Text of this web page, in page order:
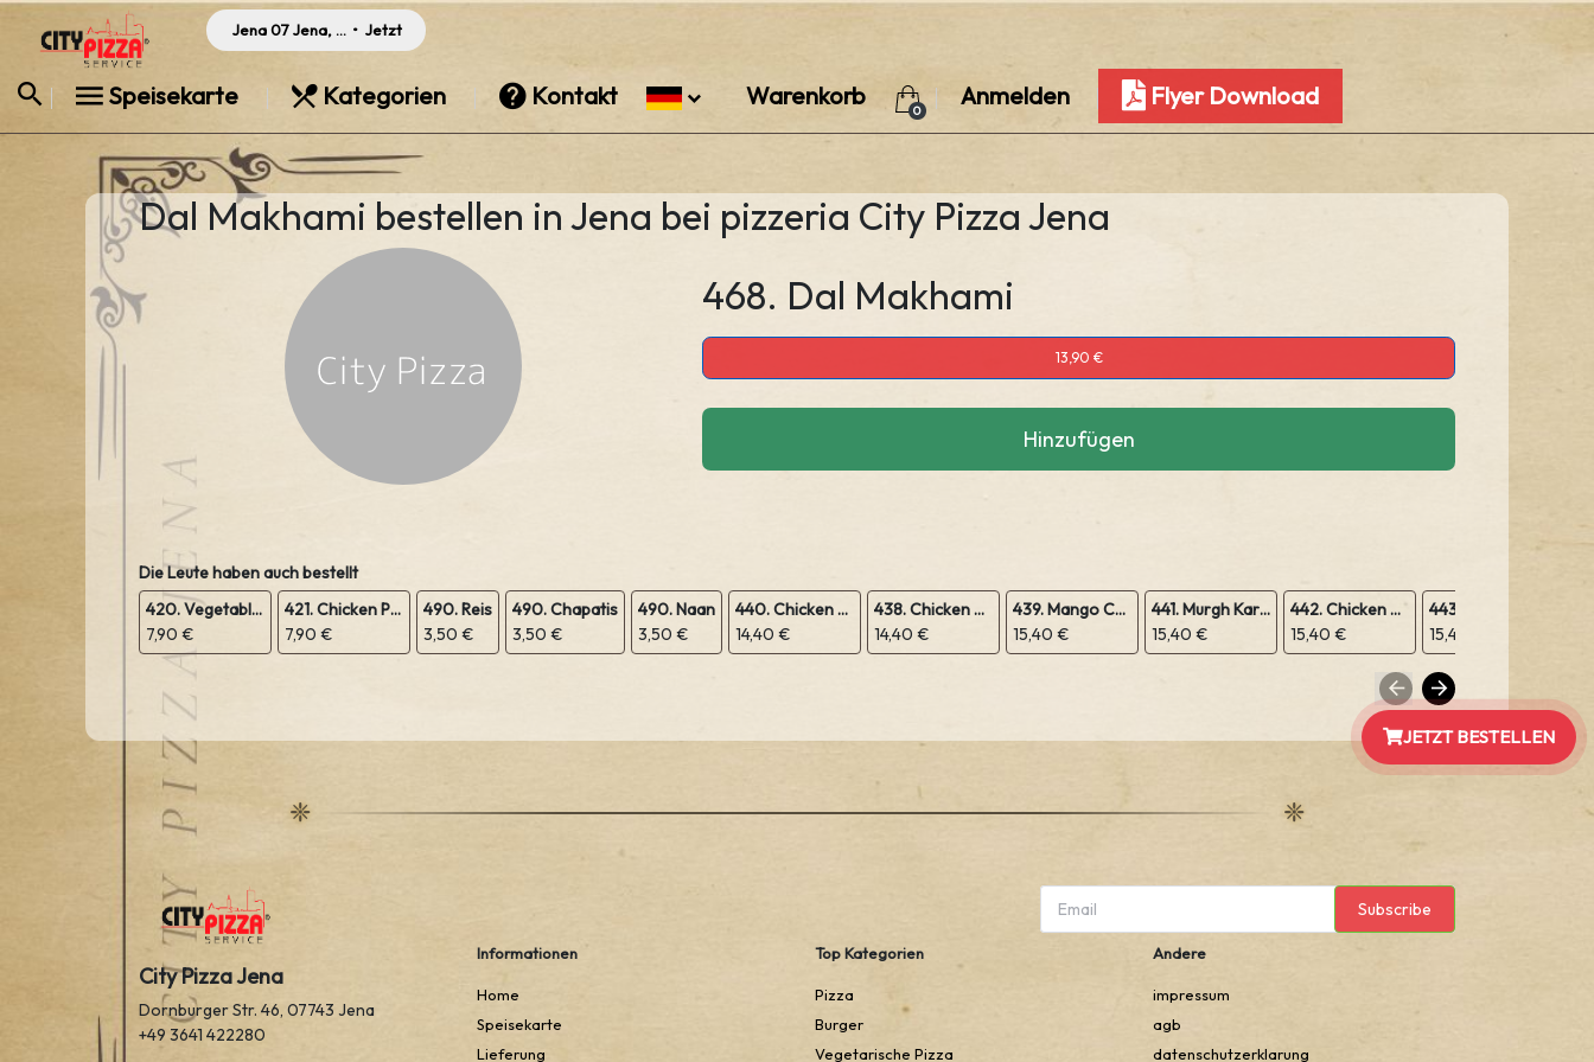
Jena 07 Jena, Germany
•Jetzt
Speisekarte Kategorien Kontakt Warenkorb
0
Anmelden Flyer Download
Dal Makhami bestellen in Jena bei pizzeria City Pizza Jena
468. Dal Makhami
13,90 €
Hinzufügen
Die Leute haben auch bestellt
420. Vegetable Pakora
7,90 €
421. Chicken Pakora
7,90 €
490. Reis
3,50 €
490. Chapatis
3,50 €
490. Naan
3,50 €
440. Chicken Curry
14,40 €
438. Chicken Hawaii
14,40 €
439. Mango Chicken
15,40 €
441. Murgh Karahi
15,40 €
442. Chicken Vindaloo (scharf)
15,40 €
15,40 €
Subscribe
City Pizza Jena
Dornburger Str. 46, 07743 Jena
+49 3641 422280
Informationen
Home
Speisekarte
Lieferung
Top Kategorien
Pizza
Burger
Vegetarische Pizza
Andere
impressum
agb
datenschutzerklarung
JETZT BESTELLEN